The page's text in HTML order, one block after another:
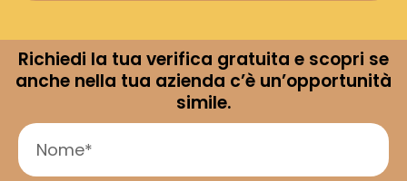
Richiedi la tua verifica gratuita e scopri se
anche nella tua azienda c’è un’opportunità
simile.